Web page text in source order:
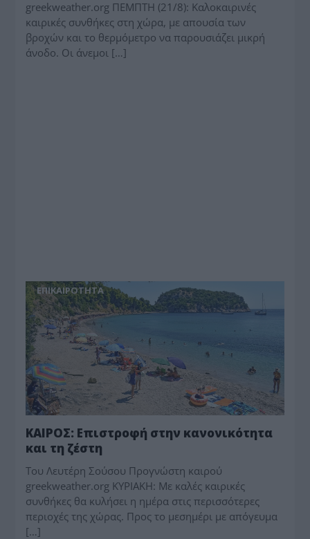
greekweather.org ΠΕΜΠΤΗ (21/8): Καλοκαιρινές
καιρικές συνθήκες στη χώρα, με απουσία των
βροχών και το θερμόμετρο να παρουσιάζει μικρή
άνοδο. Οι άνεμοι […]
ΕΠΙΚΑΙΡΟΤΗΤΑ
ΚΑΙΡΟΣ: Επιστροφή στην κανονικότητα
και τη ζέστη
Toυ Λευτέρη Σούσου Προγνώστη καιρού
greekweather.org ΚΥΡΙΑΚΗ: Με καλές καιρικές
συνθήκες θα κυλήσει η ημέρα στις περισσότερες
περιοχές της χώρας. Προς το μεσημέρι με απόγευμα
[…]